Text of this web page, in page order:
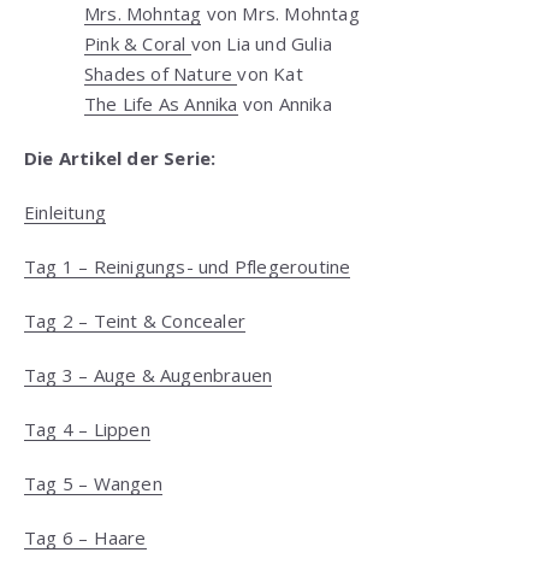
Mrs. Mohntag von Mrs. Mohntag
Pink & Coral von Lia und Gulia
Shades of Naturevon Kat
The Life As Annika von Annika
Die Artikel der Serie:
Einleitung
Tag 1 – Reinigungs- und Pflegeroutine
Tag 2 – Teint & Concealer
Tag 3 – Auge & Augenbrauen
Tag 4 – Lippen
Tag 5 – Wangen
Tag 6 – Haare